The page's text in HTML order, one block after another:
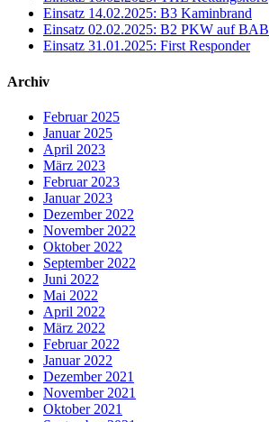
Einsatz 14.02.2025: B3 Kaminbrand
Einsatz 02.02.2025: B2 PKW auf BAB
Einsatz 31.01.2025: First Responder
Archiv
Februar 2025
Januar 2025
April 2023
März 2023
Februar 2023
Januar 2023
Dezember 2022
November 2022
Oktober 2022
September 2022
Juni 2022
Mai 2022
April 2022
März 2022
Februar 2022
Januar 2022
Dezember 2021
November 2021
Oktober 2021